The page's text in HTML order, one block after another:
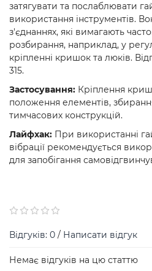
затягувати та послаблювати
використання інструментів.
з'єднаннях, які вимагають
розбирання, наприклад, у
кріпленні кришок та люків.
315.
Застосування: Кріплення
положення елементів,
тимчасових конструкцій.
Лайфхак: При використанні
вібрації рекомендується
для запобігання
Відгуків: 0 / Написати відгук
Немає відгуків на цю статтю